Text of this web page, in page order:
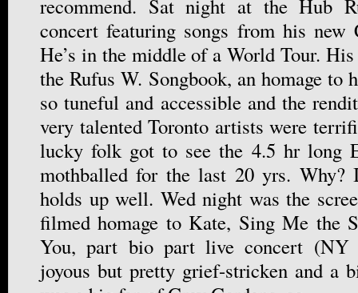
recommend. Sat night at the Hub
concert featuring songs from his
He’s in the middle of a World Tour.
the Rufus W. Songbook, an homage to
so tuneful and accessible and the
very talented Toronto artists were
lucky folk got to see the 4.5 hr long
mothballed for the last 20 yrs. Why?
holds up well. Wed night was the
filmed homage to Kate, Sing Me the
You, part bio part live concert (NY
joyous but pretty grief-stricken and a